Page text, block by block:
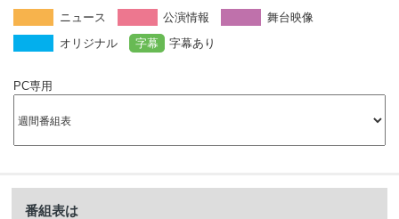
ニュース 公演情報
舞台映像
オリジナル
字幕 字幕あり
PC専用
番組表は